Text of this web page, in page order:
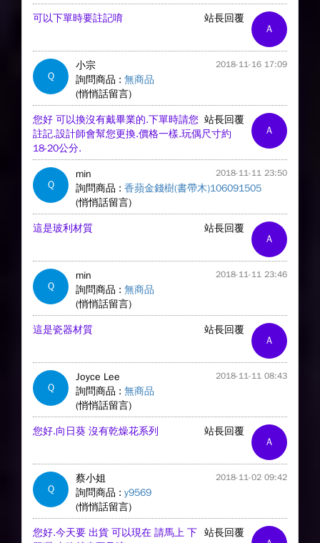
A
站長回覆
可以下單時要註記唷
Q
小宗 2018-11-16 17:09
詢問商品 : 無商品
(悄悄話留言)
A
站長回覆
您好 可以換沒有戴畢業的.下單時請您
註記.設計師會幫您更換.價格一樣.玩偶尺寸約
18-20公分.
Q
min 2018-11-11 23:50
詢問商品 : 香蘋金錢樹(書帶木)106091505
(悄悄話留言)
A
站長回覆
這是玻利材質
Q
min 2018-11-11 23:46
詢問商品 : 無商品
(悄悄話留言)
A
站長回覆
這是瓷器材質
Q
Joyce Lee 2018-11-11 08:43
詢問商品 : 無商品
(悄悄話留言)
A
站長回覆
您好.向日葵 沒有乾燥花系列
Q
蔡小姐 2018-11-02 09:42
詢問商品 : y9569
(悄悄話留言)
站長回覆
您好.今天要 出貨 可以現在 請馬上 下